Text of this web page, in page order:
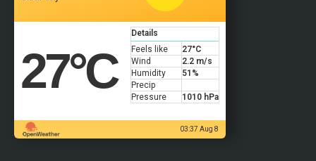
27°C
Details
Feels like
27°C
Wind
2.2 m/s
Humidity
51%
Precip
Pressure
1010 hPa
03:37 Aug 8